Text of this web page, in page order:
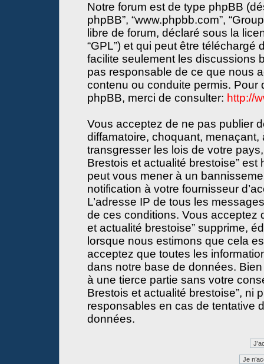
Notre forum est de type phpBB
phpBB”, “www.phpbb.com”,
libre de forum, déclaré sous la
“GPL”) et qui peut être téléchargé
facilite seulement les discussions
pas responsable de ce que nous
contenu ou conduite permis. Pour
phpBB, merci de consulter: http://
Vous acceptez de ne pas publier
diffamatoire, choquant,
transgresser les lois de votre
Brestois et actualité brestoise”
peut vous mener à un
notification à votre fournisseur
L’adresse IP de tous les
de ces conditions. Vous acceptez
et actualité brestoise” supprime,
lorsque nous estimons que cela
acceptez que toutes les
dans notre base de données.
à une tierce partie sans votre
Brestois et actualité brestoise”, ni
responsables en cas de tentative
données.